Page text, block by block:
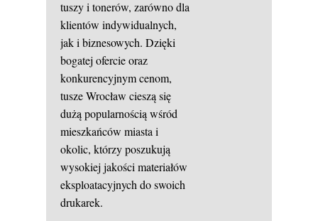
tuszy i tonerów, zarówno dla
klientów indywidualnych,
jak i biznesowych. Dzięki
bogatej ofercie oraz
konkurencyjnym cenom,
tusze Wrocław cieszą się
dużą popularnością wśród
mieszkańców miasta i
okolic, którzy poszukują
wysokiej jakości materiałów
eksploatacyjnych do swoich
drukarek.